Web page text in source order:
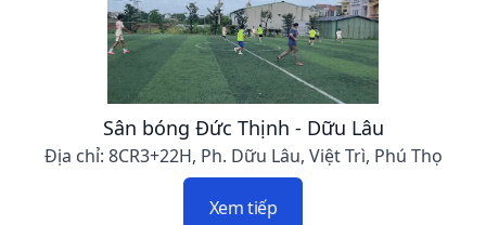
Sân bóng Đức Thịnh - Dữu Lâu
Địa chỉ: 8CR3+22H, Ph. Dữu Lâu, Việt Trì, Phú Thọ
Xem tiếp